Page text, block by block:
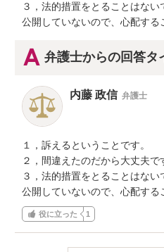
３，法的措置をとることはない
公開していないので、心配する
弁護士からの回答タ
内藤 政信 弁護士
１，訴えるということです。
２，間違えたのだから大丈夫で
３，法的措置をとることはない
公開していないので、心配する
役に立った 1